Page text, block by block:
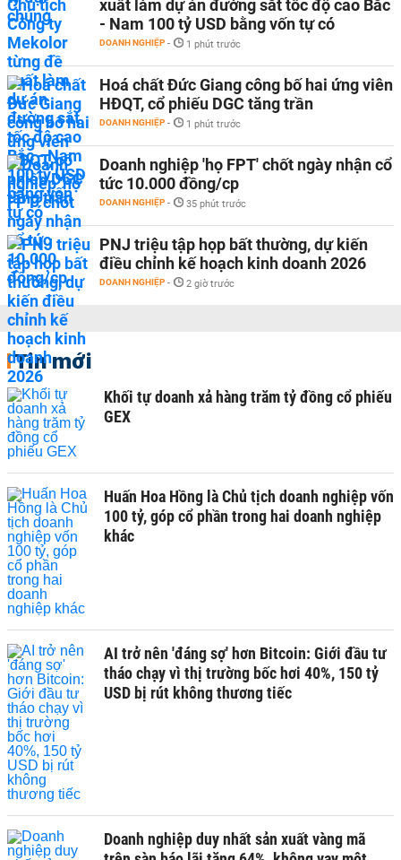
xuất làm dự án đường sắt tốc độ cao Bắc
- Nam 100 tỷ USD bằng vốn tự có
DOANH NGHIỆP - 1 phút trước
Hoá chất Đức Giang công bố hai ứng viên
HĐQT, cổ phiếu DGC tăng trần
DOANH NGHIỆP - 1 phút trước
Doanh nghiệp 'họ FPT' chốt ngày nhận cổ
tức 10.000 đồng/cp
DOANH NGHIỆP - 35 phút trước
PNJ triệu tập họp bất thường, dự kiến
điều chỉnh kế hoạch kinh doanh 2026
DOANH NGHIỆP - 2 giờ trước
Tin mới
Khối tự doanh xả hàng trăm tỷ đồng cổ phiếu
GEX
Huấn Hoa Hồng là Chủ tịch doanh nghiệp vốn
100 tỷ, góp cổ phần trong hai doanh nghiệp
khác
AI trở nên 'đáng sợ' hơn Bitcoin: Giới đầu tư
tháo chạy vì thị trường bốc hơi 40%, 150 tỷ
USD bị rút không thương tiếc
Doanh nghiệp duy nhất sản xuất vàng mã